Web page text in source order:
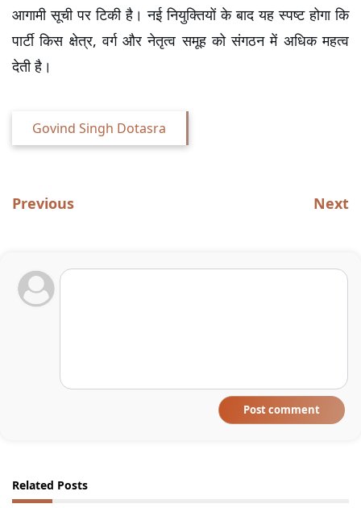
आगामी सूची पर टिकी है। नई नियुक्तियों के बाद यह स्पष्ट होगा कि
पार्टी किस क्षेत्र, वर्ग और नेतृत्व समूह को संगठन में अधिक महत्व
देती है।
Govind Singh Dotasra
Previous Next
Post comment
Related Posts